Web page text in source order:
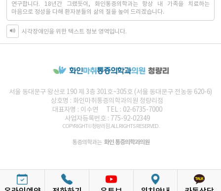
연구합니다. 18년간 그랬듯이, 화인통증의학과는 항상 내 가족을 치료하는
마음으로 정성을 다해 환자분들의 삶의 질을 높여 드리겠습니다.
시각장애인을 위한 텍스트 정보 영역입니다.
서울 동대문구 왕산로 190 제 3층 301호~305호 (서울 동대문구 전농동 620-6)
상호명 : 화인마취통증의학과의원 청량리점
대표자명 : 이수연
TEL : 02-6735-7000
사업자등록번호 : 775-92-02349
COPYRIGHT© 청량리점. ALL RIGHTS RESERVED.
통증의학과는 화인 통증의학과의원